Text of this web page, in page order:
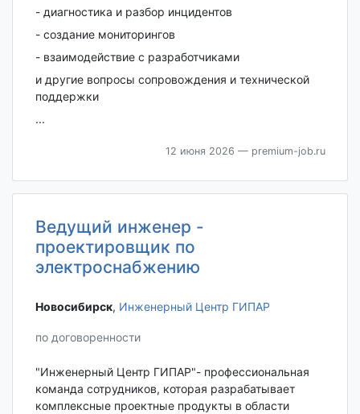
- диагностика и разбор инцидентов
- создание мониторингов
- взаимодействие с разработчиками
и другие вопросы сопровождения и технической
поддержки
...
12 июня 2026 — premium-job.ru
Ведущий инженер -
проектировщик по
электроснабжению
Новосибирск‎, Инженерный Центр ГИПАР
по договоренности
"Инженерный Центр ГИПАР"- профессиональная
команда сотрудников, которая разрабатывает
комплексные проектные продукты в области